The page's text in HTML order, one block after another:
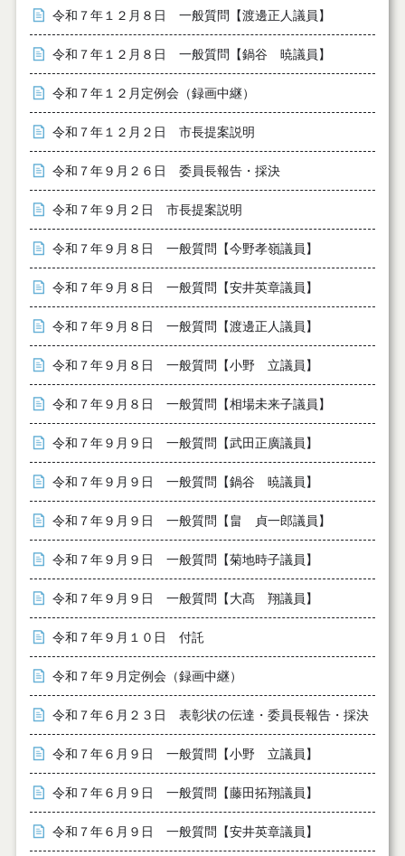
令和７年１２月８日 一般質問【渡邊正人議員】
令和７年１２月８日 一般質問【鍋谷 暁議員】
令和７年１２月定例会（録画中継）
令和７年１２月２日 市長提案説明
令和７年９月２６日 委員長報告・採決
令和７年９月２日 市長提案説明
令和７年９月８日 一般質問【今野孝嶺議員】
令和７年９月８日 一般質問【安井英章議員】
令和７年９月８日 一般質問【渡邊正人議員】
令和７年９月８日 一般質問【小野 立議員】
令和７年９月８日 一般質問【相場未来子議員】
令和７年９月９日 一般質問【武田正廣議員】
令和７年９月９日 一般質問【鍋谷 暁議員】
令和７年９月９日 一般質問【畠 貞一郎議員】
令和７年９月９日 一般質問【菊地時子議員】
令和７年９月９日 一般質問【大髙 翔議員】
令和７年９月１０日 付託
令和７年９月定例会（録画中継）
令和７年６月２３日 表彰状の伝達・委員長報告・採決
令和７年６月９日 一般質問【小野 立議員】
令和７年６月９日 一般質問【藤田拓翔議員】
令和７年６月９日 一般質問【安井英章議員】